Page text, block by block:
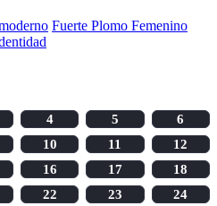
Fuerte Plomo Femenino
4 5
6
10 11
12
16 17
18
22 23
24